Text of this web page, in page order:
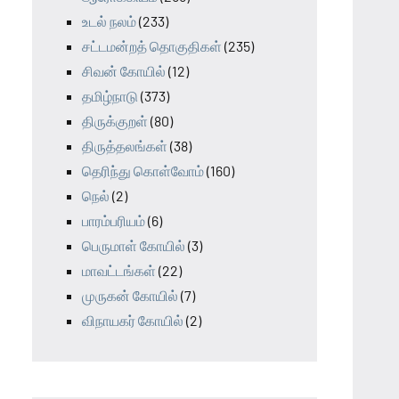
உடல் நலம்(233)
சட்டமன்றத் தொகுதிகள் (235)
சிவன் கோயில் (12)
தமிழ்நாடு (373)
திருக்குறள் (80)
திருத்தலங்கள் (38)
தெரிந்து கொள்வோம்(160)
நெல் (2)
பாரம்பரியம்(6)
பெருமாள் கோயில் (3)
மாவட்டங்கள் (22)
முருகன் கோயில் (7)
விநாயகர் கோயில் (2)